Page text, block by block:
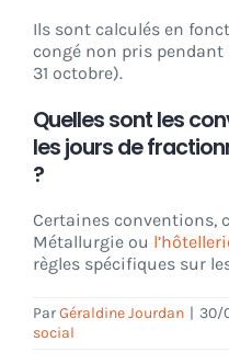
Ils sont calculés en
congé non pris pendant
31 octobre).
Quelles sont les
les jours de
?
Certaines conventions,
Métallurgie ou
règles spécifiques sur
ParGéraldine Jourdan 30/
social